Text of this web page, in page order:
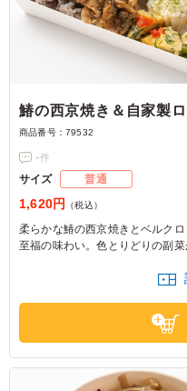
鰆の西京焼き＆自家製
商品番号： 79532
-件
サイズ 普通
1,620円 （税込）
柔らかな鰆の西京焼きとベルク
至福の味わい。色とりどりの副